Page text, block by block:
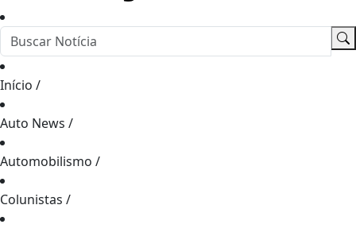
Início /
Auto News /
Automobilismo /
Colunistas /